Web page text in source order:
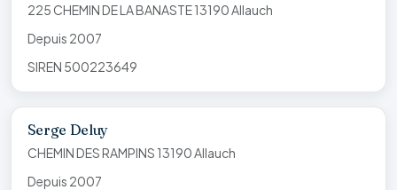
225 CHEMIN DE LA BANASTE 13190 Allauch
Depuis 2007
SIREN 500223649
Serge Deluy
CHEMIN DES RAMPINS 13190 Allauch
Depuis 2007